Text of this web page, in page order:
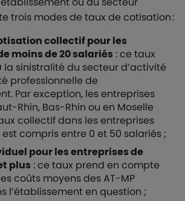
trois modes de taux de cotisation :
collectif pour les
moins de 20 salariés : ce taux
sinistralité du secteur d’activité
professionnelle de
Par exception, les entreprises
Rhin, Bas-Rhin ou en Moselle
collectif dans les entreprises
compris entre 0 et 50 salariés ;
pour les entreprises de
plus : ce taux prend en compte
coûts moyens des AT-MP
l’établissement en question ;